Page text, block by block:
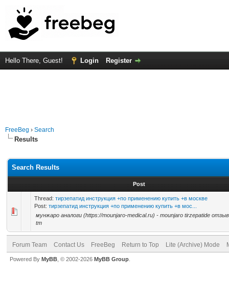
Hello There, Guest! Login Register
FreeBeg › Search
Results
Search Results
Post
Thread: тирзепатид инструкция +по применению купить +в москве
Post: тирзепатид инструкция +по применению купить +в мос...
мунжаро аналоги (https://mounjaro-medical.ru) - mounjaro tirzepatide
tm
Forum Team Contact Us FreeBeg Return to Top Lite (Archive) Mode
Powered By MyBB , © 2002-2026 MyBB Group